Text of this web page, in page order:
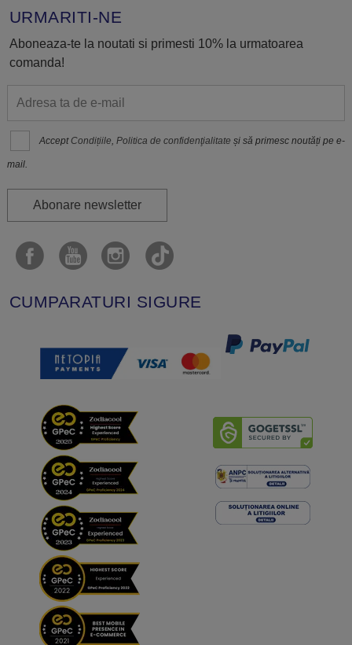
URMARITI-NE
Aboneaza-te la noutati si primesti 10% la urmatoarea
comanda!
Accept Condițiile,Politica de confidenţialitate și să primesc noutăți pe e-
mail.
Abonare newsletter
CUMPARATURI SIGURE